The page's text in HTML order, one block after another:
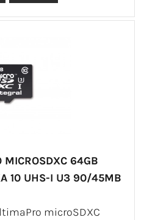
MICROSDXC 64GB
10 UHS-I U3 90/45MB
microSDXC